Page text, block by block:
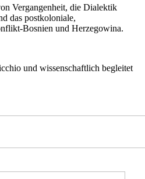
Vergangenheit, die Dialektik
das postkoloniale,
Bosnien und Herzegowina.
und wissenschaftlich begleitet